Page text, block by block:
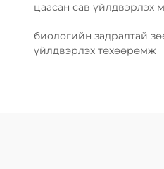
цаасан сав үйлдвэрлэх
биологийн задралтай
үйлдвэрлэх төхөөрөмж